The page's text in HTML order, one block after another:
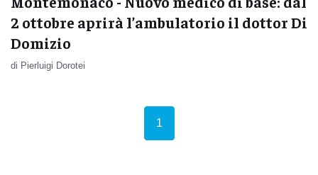
2 ottobre aprirà l’ambulatorio il dottor Di
Domizio
di Pierluigi Dorotei
1